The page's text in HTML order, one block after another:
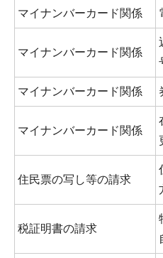
マイナンバーカード関係
マイナンバーカード関係
マイナンバーカード関係
マイナンバーカード関係
住民票の写し等の請求
税証明書の請求